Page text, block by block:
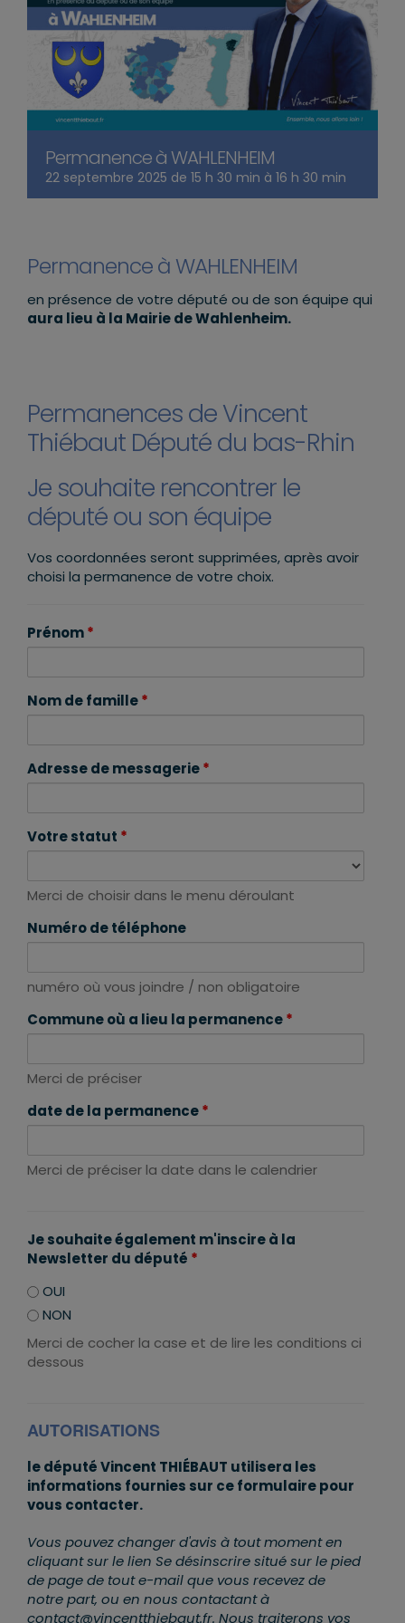
Permanence à WAHLENHEIM
22 septembre 2025 de 15 h 30 min à 16 h 30 min
Permanence à WAHLENHEIM
en présence de votre député ou de son équipe qui
aura lieu à la Mairie de Wahlenheim.
Permanences de Vincent
Thiébaut Député du bas-Rhin
Je souhaite rencontrer le
député ou son équipe
Vos coordonnées seront supprimées, après avoir
choisi la permanence de votre choix.
Prénom*
Nom de famille*
Adresse de messagerie*
Votre statut *
Merci de choisir dans le menu déroulant
Numéro de téléphone
numéro où vous joindre / non obligatoire
Commune où a lieu la permanence*
Merci de préciser
date de la permanence*
Merci de préciser la date dans le calendrier
Je souhaite également m'inscire à la
Newsletter du député *
OUI
NON
Merci de cocher la case et de lire les conditions ci
dessous
AUTORISATIONS
le député Vincent THIÉBAUT utilisera les
informations fournies sur ce formulaire pour
vous contacter.
Vous pouvez changer d'avis à tout moment en
cliquant sur le lien Se désinscrire situé sur le pied
de page de tout e-mail que vous recevez de
notre part, ou en nous contactant à
contact@vincentthiebaut.fr. Nous traiterons vos